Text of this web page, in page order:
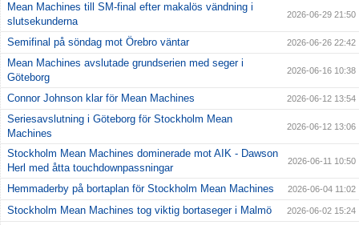
Mean Machines till SM-final efter makalös vändning i
slutsekunderna
2026-06-29 21:50
Semifinal på söndag mot Örebro väntar 2026-06-26 22:42
Mean Machines avslutade grundserien med seger i
Göteborg
2026-06-16 10:38
Connor Johnson klar för Mean Machines 2026-06-12 13:54
Seriesavslutning i Göteborg för Stockholm Mean
Machines
2026-06-12 13:06
Stockholm Mean Machines dominerade mot AIK - Dawson
Herl med åtta touchdownpassningar
2026-06-11 10:50
Hemmaderby på bortaplan för Stockholm Mean Machines 2026-06-04 11:02
Stockholm Mean Machines tog viktig bortaseger i Malmö 2026-06-02 15:24